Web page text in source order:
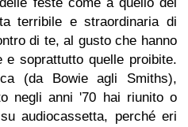
terribile e straordinaria di
di te, al gusto che hanno
e soprattutto quelle proibite.
(da Bowie agli Smiths),
negli anni '70 hai riunito o
audiocassetta, perché eri